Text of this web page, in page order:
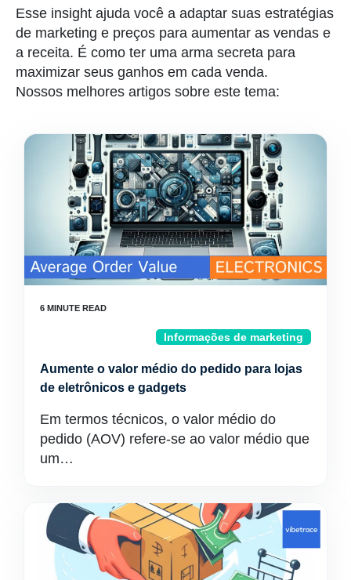
Esse insight ajuda você a adaptar suas estratégias
de marketing e preços para aumentar as vendas e
a receita. É como ter uma arma secreta para
maximizar seus ganhos em cada venda.
Nossos melhores artigos sobre este tema:
Informações de marketing
Aumente o valor médio do pedido para lojas
de eletrônicos e gadgets
Em termos técnicos, o valor médio do
pedido (AOV) refere-se ao valor médio que
um…